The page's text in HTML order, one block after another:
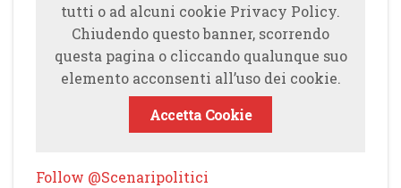
tutti o ad alcuni cookie Privacy Policy.
Chiudendo questo banner, scorrendo
questa pagina o cliccando qualunque suo
elemento acconsenti all’uso dei cookie.
Accetta Cookie
Follow @Scenaripolitici